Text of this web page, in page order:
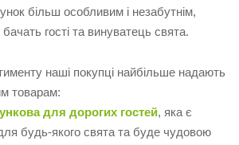
більш особливим і незабутнім,
гості та винуватець свята.
наші покупці найбільше надають
товарам:
для дорогих гостей, яка є
будь-якого свята та буде чудовою